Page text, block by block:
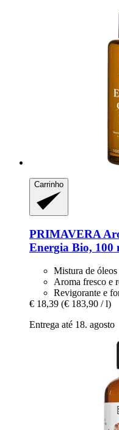
Carrinho
PRIMAVERA
Energia Bio, 100
Mistura de
Aroma fresco e
Revigorante e
€ 18,39 (€ 183,90 / l)
Entrega até 18. agosto